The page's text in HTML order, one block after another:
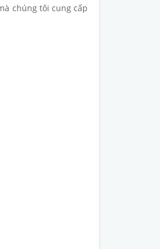
chúng tôi cung cấp